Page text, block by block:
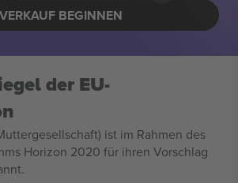
VERKAUF BEGINNEN
der EU-
ist im Rahmen des
Horizon 2020 für ihren Vorschlag